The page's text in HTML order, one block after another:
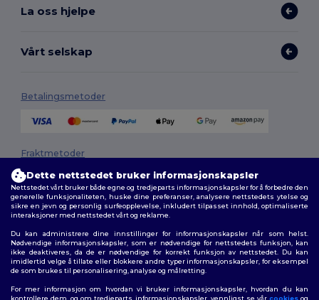
La oss hjelpe
Vårt selskap
Betalingsmetoder
Fraktmetoder
Følg oss
Dette nettstedet bruker informasjonskapsler
Nettstedet vårt bruker både egne og tredjeparts informasjonskapsler for å forbedre den
generelle funksjonaliteten, huske dine preferanser, analysere nettstedets ytelse og
sikre en jevn og personlig surfeopplevelse, inkludert tilpasset innhold, optimaliserte
interaksjoner med nettstedet vårt og reklame.
Du kan administrere dine innstillinger for informasjonskapsler når som helst.
Nødvendige informasjonskapsler, som er nødvendige for nettstedets funksjon, kan
ikke deaktiveres, da de er nødvendige for korrekt funksjon av nettstedet. Du kan
imidlertid velge å tillate eller blokkere andre typer informasjonskapsler, for eksempel
de som brukes til personalisering, analyse og målretting.
For mer informasjon om hvordan vi bruker informasjonskapsler, hvordan du kan
kontrollere dem, og om tredjeparts informasjonskapsler, vennligst se vår cookiesog